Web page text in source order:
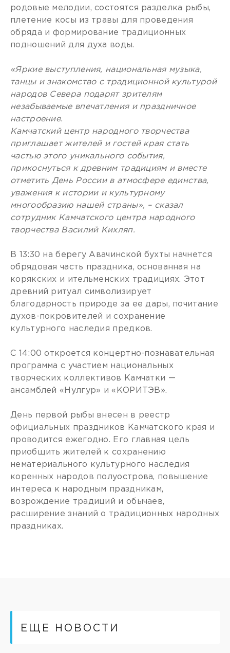
родовые мелодии, состоятся разделка рыбы,
плетение косы из травы для проведения
обряда и формирование традиционных
подношений для духа воды.
«Яркие выступления, национальная музыка,
танцы и знакомство с традиционной культурой
народов Севера подарят зрителям
незабываемые впечатления и праздничное
настроение.
Камчатский центр народного творчества
приглашает жителей и гостей края стать
частью этого уникального события,
прикоснуться к древним традициям и вместе
отметить День России в атмосфере единства,
уважения к истории и культурному
многообразию нашей страны», – сказал
сотрудник Камчатского центра народного
творчества Василий Кихляп.
В 13:30 на берегу Авачинской бухты начнется
обрядовая часть праздника, основанная на
корякских и ительменских традициях. Этот
древний ритуал символизирует
благодарность природе за ее дары, почитание
духов-покровителей и сохранение
культурного наследия предков.
С 14:00 откроется концертно-познавательная
программа с участием национальных
творческих коллективов Камчатки —
ансамблей «Нулгур» и «КОРИТЭВ».
День первой рыбы внесен в реестр
официальных праздников Камчатского края и
проводится ежегодно. Его главная цель
приобщить жителей к сохранению
нематериального культурного наследия
коренных народов полуострова, повышение
интереса к народным праздникам,
возрождение традиций и обычаев,
расширение знаний о традиционных народных
праздниках.
ЕЩЕ НОВОСТИ